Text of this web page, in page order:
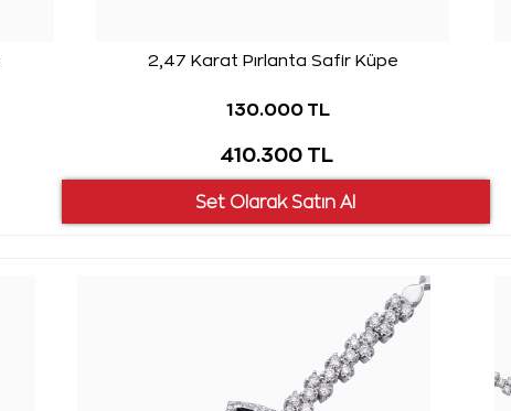
2,47 Karat Pırlanta Safir Küpe
130.000 TL
410.300 TL